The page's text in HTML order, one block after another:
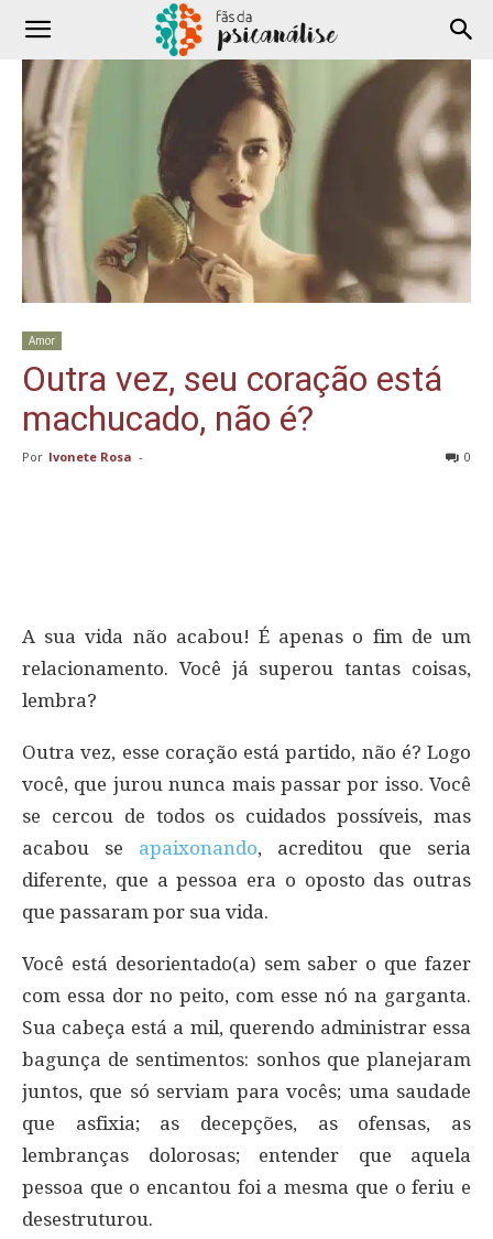
Amor
Outra vez, seu coração está
machucado, não é?
Por Ivonete Rosa - 0
A sua vida não acabou! É apenas o fim de um
relacionamento. Você já superou tantas coisas,
lembra?
Outra vez, esse coração está partido, não é? Logo
você, que jurou nunca mais passar por isso. Você
se cercou de todos os cuidados possíveis, mas
acabou se apaixonando, acreditou que seria
diferente, que a pessoa era o oposto das outras
que passaram por sua vida.
Você está desorientado(a) sem saber o que fazer
com essa dor no peito, com esse nó na garganta.
Sua cabeça está a mil, querendo administrar essa
bagunça de sentimentos: sonhos que planejaram
juntos, que só serviam para vocês; uma saudade
que asfixia; as decepções, as ofensas, as
lembranças dolorosas; entender que aquela
pessoa que o encantou foi a mesma que o feriu e
desestruturou.